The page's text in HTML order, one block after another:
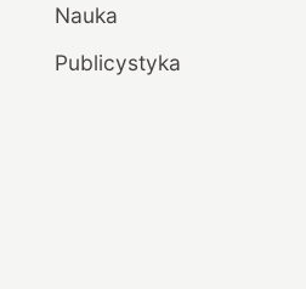
Nauka
Publicystyka